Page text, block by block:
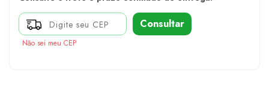
Consultar
Não sei meu CEP